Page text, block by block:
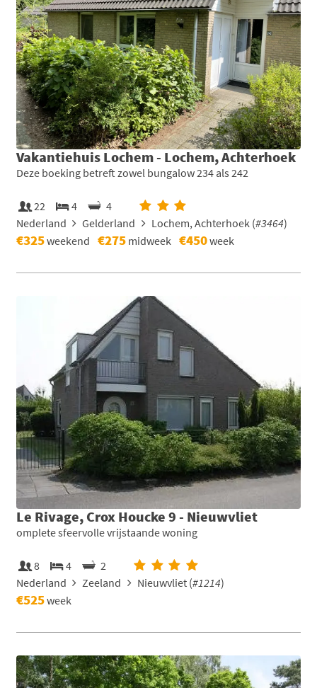
Vakantiehuis Lochem - Lochem, Achterhoek
Deze boeking betreft zowel bungalow 234 als 242
22 4
4
Nederland
Gelderland Lochem, Achterhoek (#3464)
€325weekend €275 midweek €450week
Le Rivage, Crox Houcke 9 - Nieuwvliet
omplete sfeervolle vrijstaande woning
8 4
2
Nederland
Zeeland Nieuwvliet (#1214)
€525week